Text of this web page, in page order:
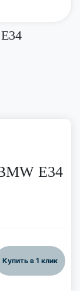
E34
Купить в 1 клик